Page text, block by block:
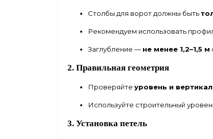
Столбы для ворот должны быть
Рекомендуем использовать
Заглубление — не менее 1,2–1,5 м
2. Правильная геометрия
Проверяйте уровень и
Используйте строительный
3. Установка петель